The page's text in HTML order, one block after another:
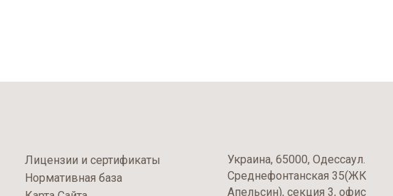
Лицензии и сертификаты
Нормативная база
Украина, 65000, Одессаул.
Среднефонтанская 35(ЖК
Апельсин), секция 3, офис